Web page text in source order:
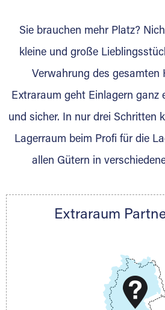
Lagerkunden und
Ihre Vorteile als Extraraum
Marktgerechte Preise
Digitale
Gewinnung von
Nachricht.
Telefon:+49 6145 5442 - 404
DMG Aktiengesellschaft
www.dmg-ag.com
Sie brauchen mehr Platz?
kleine und große
Verwahrung des gesamten
Extraraum geht Einlagern ganz
und sicher. In nur drei Schritten
Lagerraum beim Profi für die
allen Gütern in
Extraraum